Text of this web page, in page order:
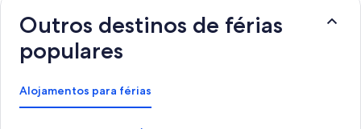
Outros destinos de férias
populares
Alojamentos para férias